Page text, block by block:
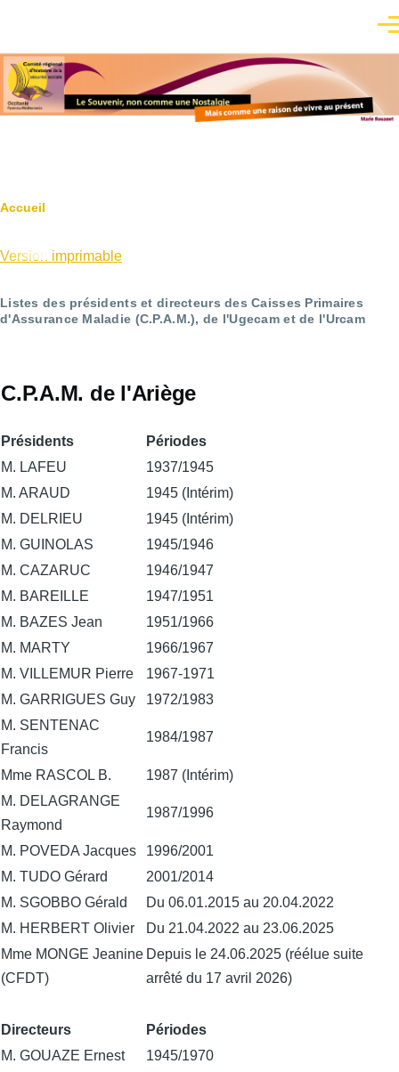
Fil
d'Ariane
Accueil
Version imprimable
Listes des présidents et directeurs des Caisses Primaires
d'Assurance Maladie (C.P.A.M.), de l'Ugecam et de l'Urcam
C.P.A.M. de l'Ariège
Présidents
Périodes
M. LAFEU
1937/1945
M. ARAUD
1945 (Intérim)
M. DELRIEU
1945 (Intérim)
M. GUINOLAS
1945/1946
M. CAZARUC
1946/1947
M. BAREILLE
1947/1951
M. BAZES Jean
1951/1966
M. MARTY
1966/1967
M. VILLEMUR Pierre
1967-1971
M. GARRIGUES Guy
1972/1983
M. SENTENAC
Francis
1984/1987
Mme RASCOL B.
1987 (Intérim)
M. DELAGRANGE
Raymond
1987/1996
M. POVEDA Jacques
1996/2001
M. TUDO Gérard
2001/2014
M. SGOBBO Gérald
Du 06.01.2015 au 20.04.2022
M. HERBERT Olivier
Du 21.04.2022 au 23.06.2025
Mme MONGE Jeanine
(CFDT)
Depuis le 24.06.2025 (réélue suite
arrêté du 17 avril 2026)
Directeurs
Périodes
M. GOUAZE Ernest
1945/1970